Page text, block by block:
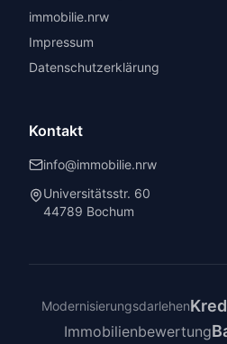
immobilie.nrw
Impressum
Datenschutzerklärung
Kontakt
info@immobilie.nrw
Universitätsstr. 60
44789 Bochum
Modernisierungsdarlehen
Immobilienbewertung